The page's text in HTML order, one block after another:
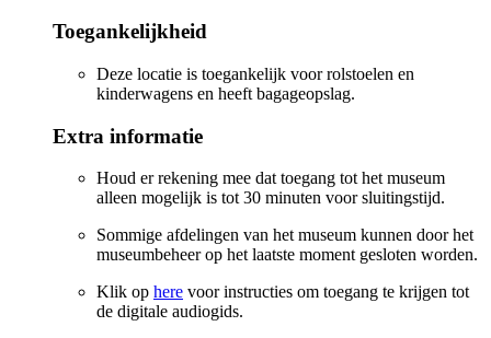
Toegankelijkheid
Deze locatie is toegankelijk voor rolstoelen en
kinderwagens en heeft bagageopslag.
Extra informatie
Houd er rekening mee dat toegang tot het museum
alleen mogelijk is tot 30 minuten voor sluitingstijd.
Sommige afdelingen van het museum kunnen door het
museumbeheer op het laatste moment gesloten worden.
Klik op here voor instructies om toegang te krijgen tot
de digitale audiogids.